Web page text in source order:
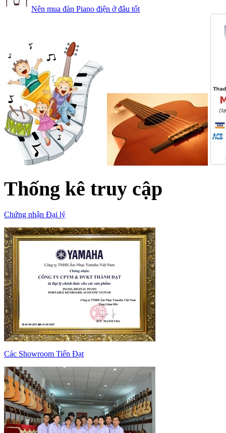
Nên mua đàn Piano điện ở đâu tốt
Thống kê truy cập
Chứng nhận Đại lý
Các Showroom Tiến Đạt